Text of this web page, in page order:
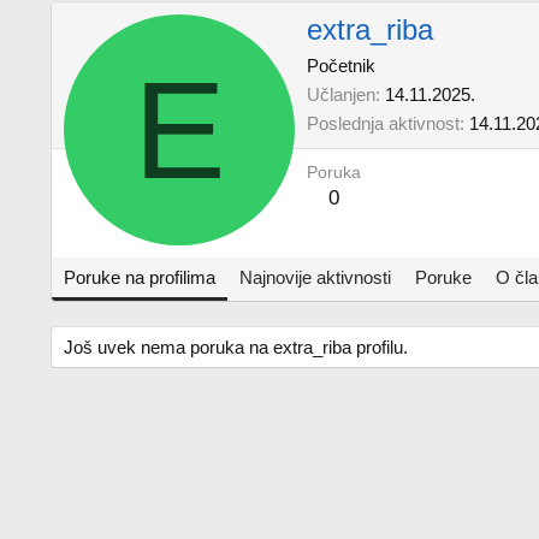
E
extra_riba
Početnik
Učlanjen 14.11.2025.
Poslednja aktivnost
Poruka
0
Poruke na profilima Najnovije aktivnosti Poruke O
Još uvek nema poruka na extra_riba profilu.